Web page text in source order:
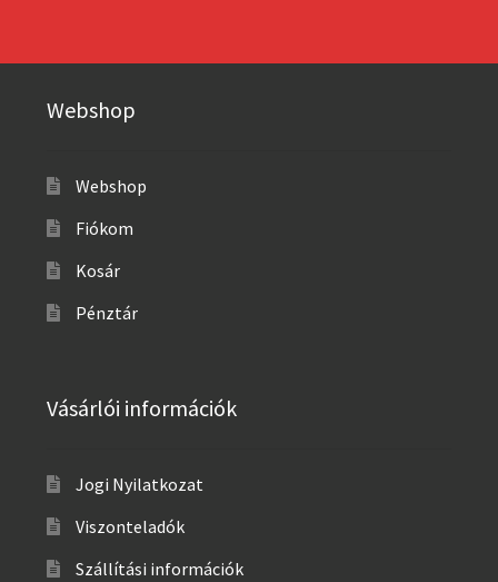
Webshop
Webshop
Fiókom
Kosár
Pénztár
Vásárlói információk
Jogi Nyilatkozat
Viszonteladók
Szállítási információk